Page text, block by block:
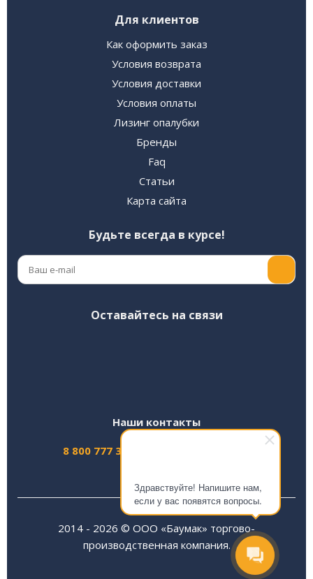
Здравствуйте! Напишите нам,
если у вас появятся вопросы.
Для клиентов
Как оформить заказ
Условия возврата
Условия доставки
Условия оплаты
Лизинг опалубки
Бренды
Faq
Статьи
Карта сайта
Будьте всегда в курсе!
Оставайтесь на связи
Наши контакты
8 800 777 30 26
2014 - 2026 © ООО «Баумак» торгово-
производственная компания.